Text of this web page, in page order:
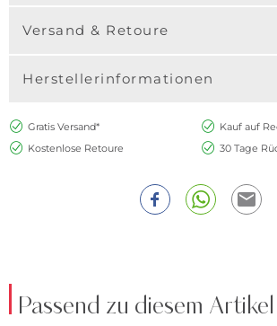
Versand & Retoure
Herstellerinformationen
Gratis Versand*
Kauf auf
Kostenlose Retoure
30 Tage
Passend zu diesem Artikel